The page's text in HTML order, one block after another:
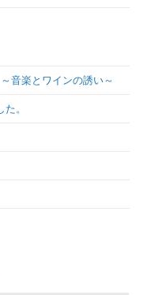
音楽とワインの誘い～
。